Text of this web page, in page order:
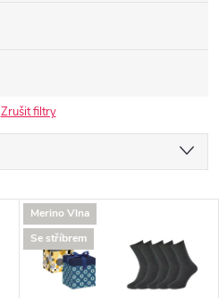
Zrušit filtry
Merino Vlna
Se stříbrem